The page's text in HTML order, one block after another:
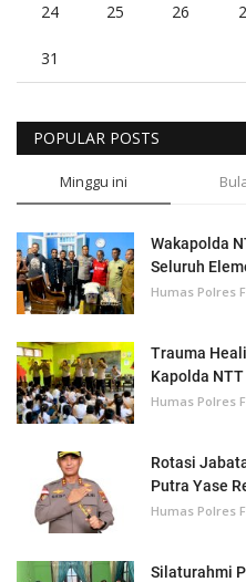
24 25 26
31
POPULAR POSTS
Minggu ini
Wakapolda
Seluruh
Humas Polres
Trauma
Kapolda
Humas Polres
Rotasi
Putra Yase
Humas Polres
Silaturahmi